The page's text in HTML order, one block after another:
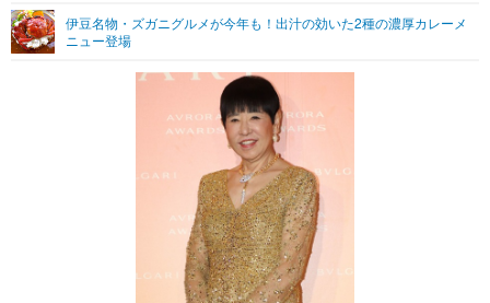
ショッピング その他
伊豆名物・ズガニグルメが今年も！出汁の効いた2種の濃厚カレーメ
ニュー登場